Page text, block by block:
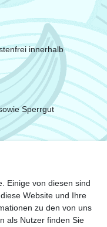
innerhalb
Sperrgut
Einige von diesen sind
Website und Ihre
zu den von uns
als Nutzer finden Sie